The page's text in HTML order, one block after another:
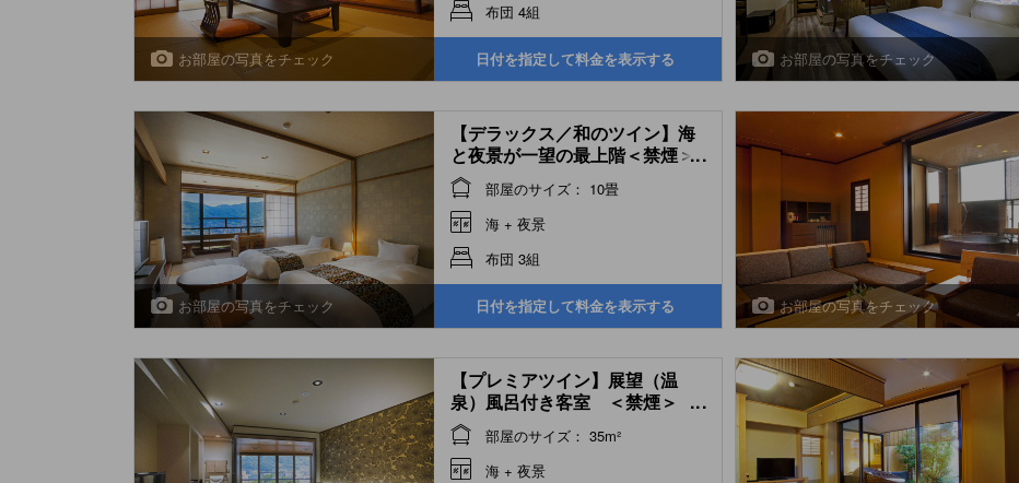
お部屋の写真をチェック
布団 4組
日付を指定して料金を表示する お部屋の写真をチェック
お部屋の写真をチェック
【デラックス／和のツイン】海
と夜景が一望の最上階＜禁煙＞
(Deluxe Japanese-style Twin
Room (Top Floor))
...
部屋のサイズ： 10畳
海 + 夜景
布団 3組
日付を指定して料金を表示する お部屋の写真をチェック
【プレミアツイン】展望（温
泉）風呂付き客室 ＜禁煙＞
(Premier Twin Room with
Scenic View Hot Spring Bath )
...
部屋のサイズ： 35m²
海 + 夜景